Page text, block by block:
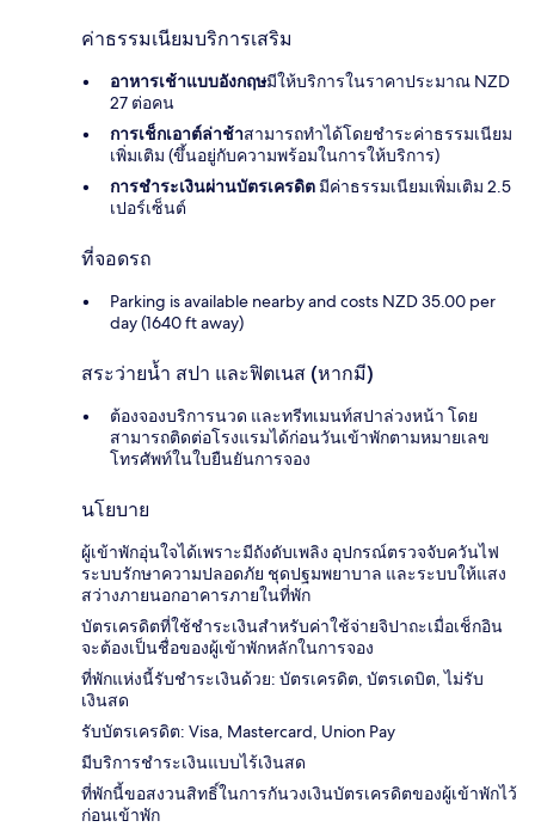
ค่าธรรมเนียมบริการเสริม
อาหารเช้าแบบอังกฤษมีให้บริการในราคาประมาณ NZD
27 ต่อคน
การเช็กเอาต์ล่าช้าสามารถทำได้โดยชำระค่าธรรมเนียม
เพิ่มเติม (ขึ้นอยู่กับความพร้อมในการให้บริการ)
การชำระเงินผ่านบัตรเครดิตมีค่าธรรมเนียมเพิ่มเติม 2.5
เปอร์เซ็นต์
ที่จอดรถ
Parking is available nearby and costs NZD 35.00 per
day (1640 ft away)
สระว่ายน้ำ สปา และฟิตเนส (หากมี)
ต้องจองบริการนวด และทรีทเมนท์สปาล่วงหน้า โดย
สามารถติดต่อโรงแรมได้ก่อนวันเข้าพักตามหมายเลข
โทรศัพท์ในใบยืนยันการจอง
นโยบาย
ผู้เข้าพักอุ่นใจได้เพราะมีถังดับเพลิง อุปกรณ์ตรวจจับควันไฟ
ระบบรักษาความปลอดภัย ชุดปฐมพยาบาล และระบบให้แสง
สว่างภายนอกอาคารภายในที่พัก
บัตรเครดิตที่ใช้ชำระเงินสำหรับค่าใช้จ่ายจิปาถะเมื่อเช็กอิน
จะต้องเป็นชื่อของผู้เข้าพักหลักในการจอง
ที่พักแห่งนี้รับชำระเงินด้วย: บัตรเครดิต, บัตรเดบิต, ไม่รับ
เงินสด
รับบัตรเครดิต: Visa, Mastercard, Union Pay
มีบริการชำระเงินแบบไร้เงินสด
ที่พักนี้ขอสงวนสิทธิ์ในการกันวงเงินบัตรเครดิตของผู้เข้าพักไว้
ก่อนเข้าพัก